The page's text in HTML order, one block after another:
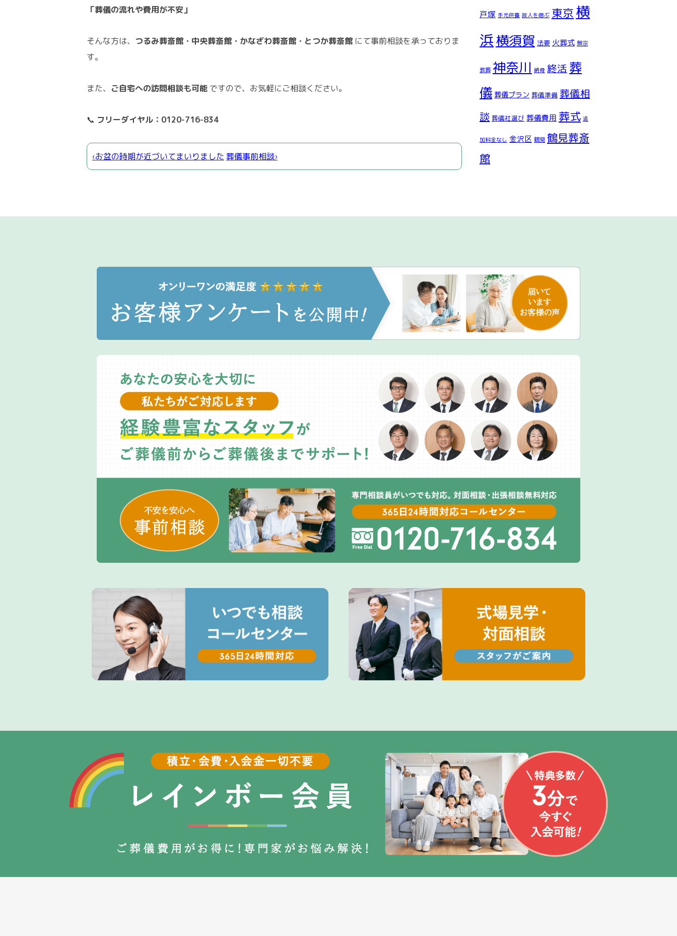
「葬儀の流れや費用が不安」
そんな方は、 つるみ葬斎館・中央葬斎館・かなざわ葬斎館・とつか葬斎館 にて事前相談を承っておりま
す。
また、 ご自宅への訪問相談も可能 ですので、お気軽にご相談ください。
📞 フリーダイヤル：0120-716-834
‹お盆の時期が近づいてまいりました 葬儀事前相談›
戸塚 手元供養 故人を偲ぶ 東京横
浜横須賀 法要 火葬式 無宗
教葬 神奈川 納骨 終活 葬
儀 葬儀プラン 葬儀準備 葬儀相
談 葬儀社選び 葬儀費用 葬式 追
加料金なし 金沢区 鶴見 鶴見葬斎
館